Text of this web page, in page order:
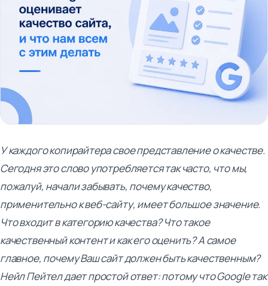
У каждого копирайтера свое представление о качестве.
Сегодня это слово употребляется так часто, что мы,
пожалуй, начали забывать, почему качество,
применительно к веб-сайту, имеет большое значение.
Что входит в категорию качества? Что такое
качественный контент и как его оценить? А самое
главное, почему Ваш сайт должен быть качественным?
Нейл Пейтел дает простой ответ: потому что Google так